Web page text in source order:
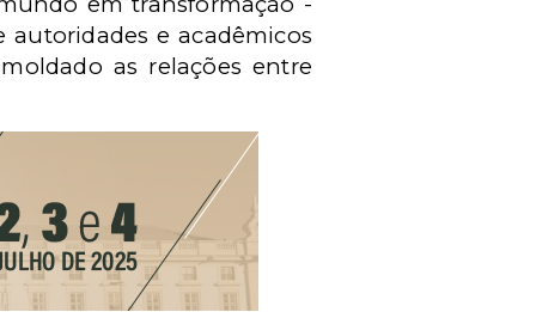
e acadêmicos
as relações entre